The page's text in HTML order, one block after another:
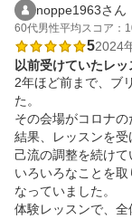
noppe1963さん
60代男性平均スコア：
52024
以前受けていたレ
2年ほど前まで、ブ
た。
その会場がコロナの
結果、レッスンを
己流の調整を続けて
いろいろなことを
なっていました。
体験レッスンで、